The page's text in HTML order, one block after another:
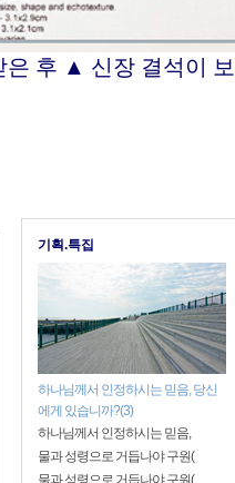
은 후 ▲ 신장 결석이
기획.특집
하나님께서 인정하시는 믿음, 당신
에게 있습니까?(3)
하나님께서 인정하시는 믿음,
물과 성령으로 거듭나야 구원(
물과 성령으로 거듭나야 구원(